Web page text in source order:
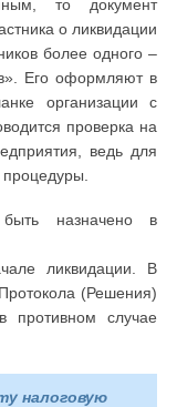
то документ
о ликвидации
более одного –
Его оформляют в
организации с
проверка на
ведь для
назначено в
ликвидации. В
(Решения)
противном случае
налоговую